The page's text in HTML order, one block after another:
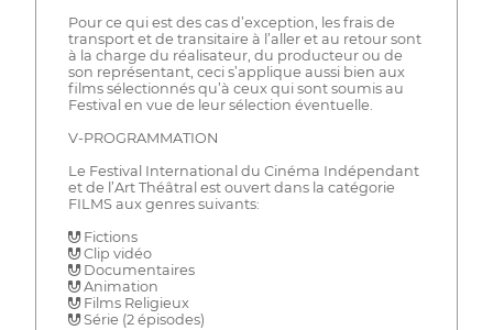
Pour ce qui est des cas d’exception, les frais de
transport et de transitaire à l’aller et au retour sont
à la charge du réalisateur, du producteur ou de
son représentant, ceci s’applique aussi bien aux
films sélectionnés qu’à ceux qui sont soumis au
Festival en vue de leur sélection éventuelle.
V-PROGRAMMATION
Le Festival International du Cinéma Indépendant
et de l’Art Théâtral est ouvert dans la catégorie
FILMS aux genres suivants:
 Fictions
 Clip vidéo
 Documentaires
 Animation
 Films Religieux
 Série (2 épisodes)